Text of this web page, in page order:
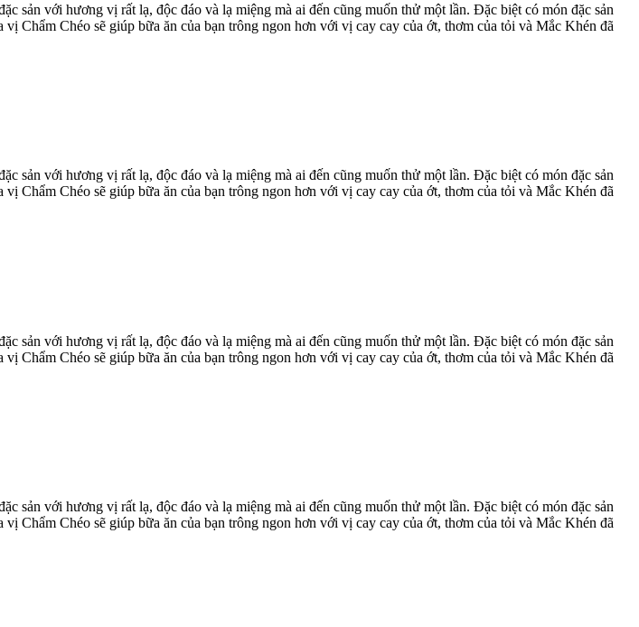
sản với hương vị rất lạ, độc đáo và lạ miệng mà ai đến cũng muốn thử một lần. Đặc biệt có món đặc sản
Chẩm Chéo sẽ giúp bữa ăn của bạn trông ngon hơn với vị cay cay của ớt, thơm của tỏi và Mắc Khén đã
sản với hương vị rất lạ, độc đáo và lạ miệng mà ai đến cũng muốn thử một lần. Đặc biệt có món đặc sản
Chẩm Chéo sẽ giúp bữa ăn của bạn trông ngon hơn với vị cay cay của ớt, thơm của tỏi và Mắc Khén đã
sản với hương vị rất lạ, độc đáo và lạ miệng mà ai đến cũng muốn thử một lần. Đặc biệt có món đặc sản
Chẩm Chéo sẽ giúp bữa ăn của bạn trông ngon hơn với vị cay cay của ớt, thơm của tỏi và Mắc Khén đã
sản với hương vị rất lạ, độc đáo và lạ miệng mà ai đến cũng muốn thử một lần. Đặc biệt có món đặc sản
Chẩm Chéo sẽ giúp bữa ăn của bạn trông ngon hơn với vị cay cay của ớt, thơm của tỏi và Mắc Khén đã